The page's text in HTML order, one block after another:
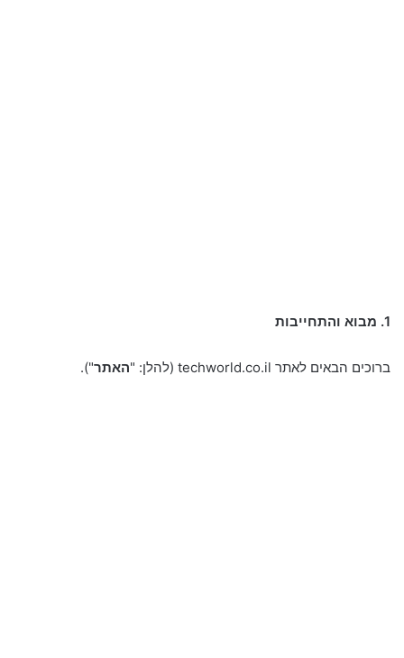
1. מבוא והתחייבות
ברוכים הבאים לאתר techworld.co.il (להלן: " האתר").